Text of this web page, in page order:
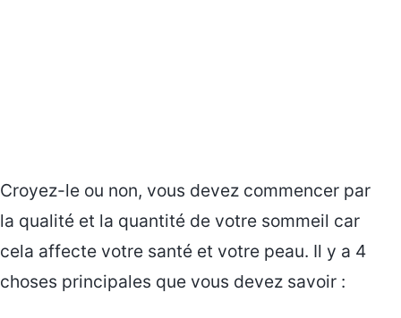
Croyez-le ou non, vous devez commencer par
la qualité et la quantité de votre sommeil car
cela affecte votre santé et votre peau. Il y a 4
choses principales que vous devez savoir :